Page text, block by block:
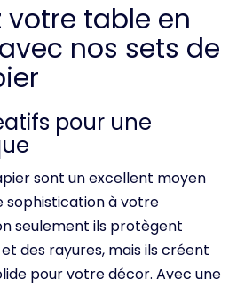
votre table en
nos sets de
pour une
sont un excellent moyen
sophistication à votre
seulement ils protègent
des rayures, mais ils créent
pour votre décor. Avec une